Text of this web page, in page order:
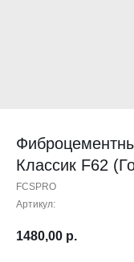
Классик F62
FCSPRO
Артикул:
1480,00 р.